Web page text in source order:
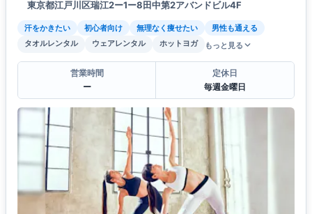
東京都江戸川区瑞江2ー1ー8田中第2アバンドビル4F
汗をかきたい 初心者向け 無理なく痩せたい
男性も通える
タオルレンタル
ウェアレンタル ホットヨガ もっと見る
営業時間
ー
定休日
毎週金曜日